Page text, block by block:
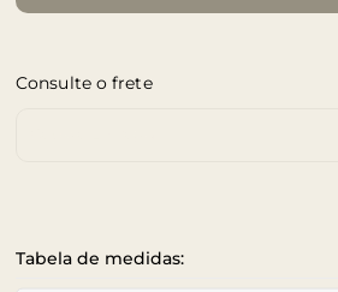
Consulte o frete
Tabela de medidas: